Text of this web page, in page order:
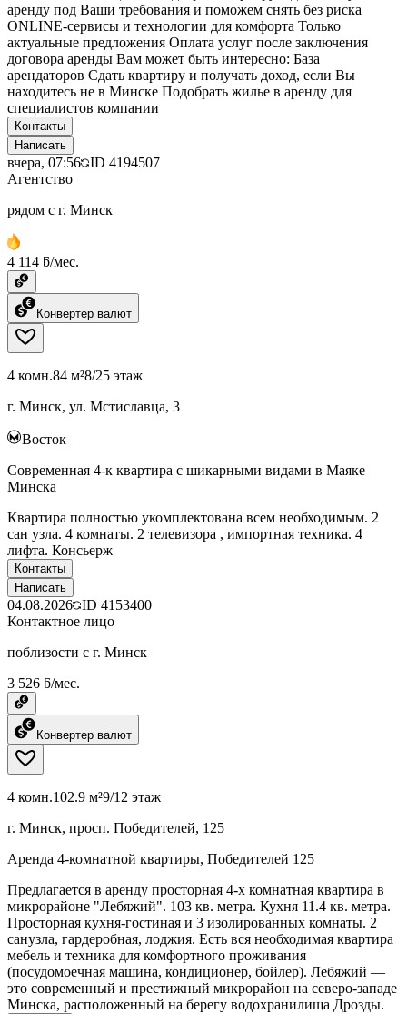
аренду под Ваши требования и поможем снять без риска
ONLINE-сервисы и технологии для комфорта Только
актуальные предложения Оплата услуг после заключения
договора аренды Вам может быть интересно: База
арендаторов Сдать квартиру и получать доход, если Вы
находитесь не в Минске Подобрать жилье в аренду для
специалистов компании
Контакты
Написать
вчера, 07:56 ID 4194507
Агентство
рядом с г. Минск
4 114 ƃ/мес.
Конвертер валют
4 комн.84 м²8/25 этаж
г. Минск, ул. Мстиславца, 3
Восток
Современная 4-к квартира с шикарными видами в Маяке
Минска
Квартира полностью укомплектована всем необходимым. 2
сан узла. 4 комнаты. 2 телевизора , импортная техника. 4
лифта. Консьерж
Контакты
Написать
04.08.2026 ID 4153400
Контактное лицо
поблизости с г. Минск
3 526 ƃ/мес.
Конвертер валют
4 комн.102.9 м²9/12 этаж
г. Минск, просп. Победителей, 125
Аренда 4-комнатной квартиры, Победителей 125
Предлагается в аренду просторная 4-х комнатная квартира в
микрорайоне "Лебяжий". 103 кв. метра. Кухня 11.4 кв. метра.
Просторная кухня-гостиная и 3 изолированных комнаты. 2
санузла, гардеробная, лоджия. Есть вся необходимая квартира
мебель и техника для комфортного проживания
(посудомоечная машина, кондиционер, бойлер). Лебяжий —
это современный и престижный микрорайон на северо-западе
Минска, расположенный на берегу водохранилища Дрозды.